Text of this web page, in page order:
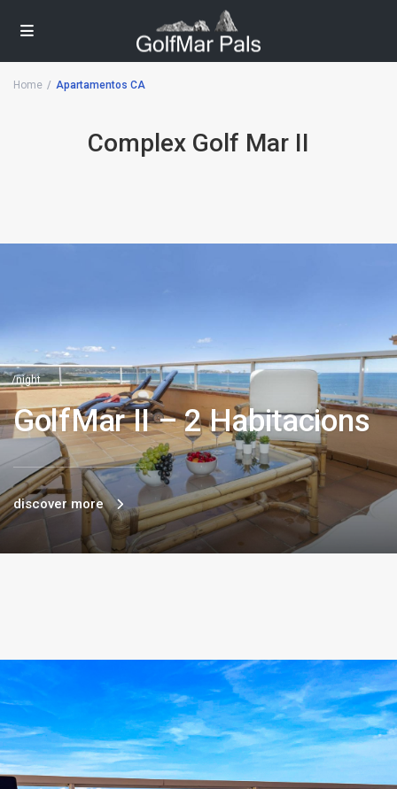
Home Apartamentos CA
Complex Golf Mar II
/night
GolfMar II – 2 Habitacions
discover more